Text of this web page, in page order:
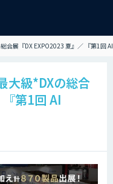
合展『DX EXPO2023 夏』／ 『第1回
大級*DXの総合
第1回 AI